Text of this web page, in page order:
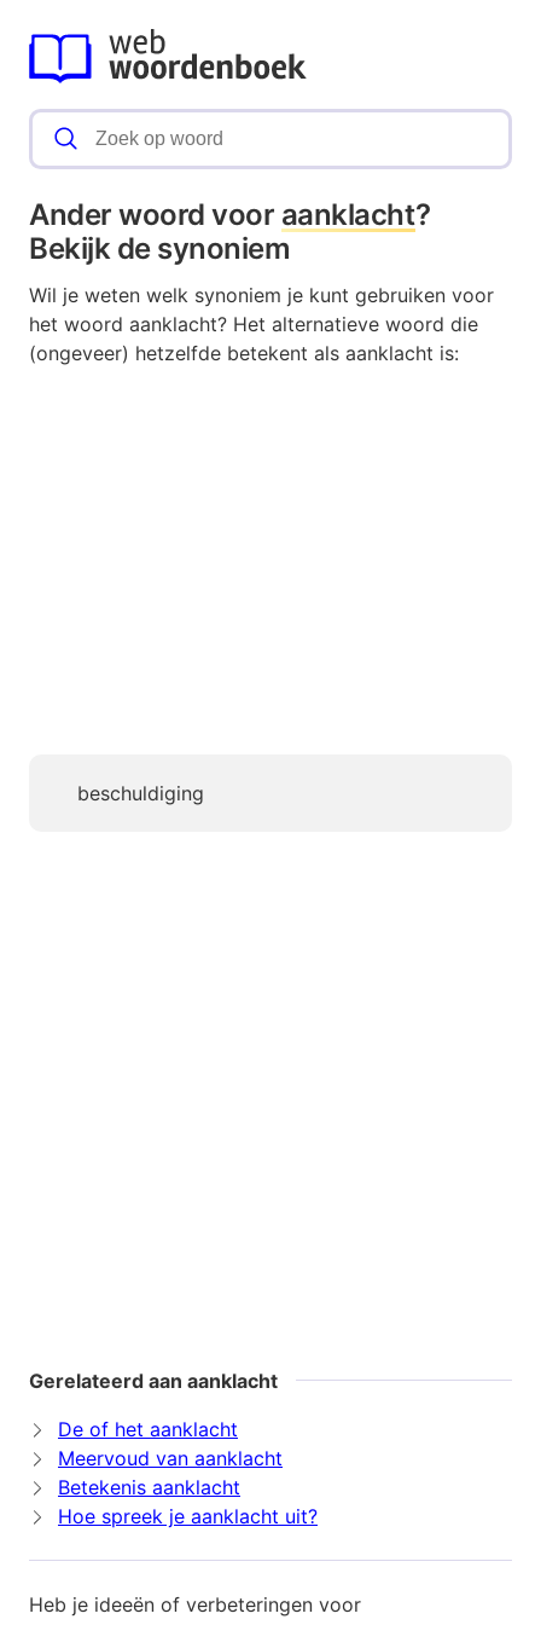
Ander woord voor aanklacht?
Bekijk de synoniem
Wil je weten welk synoniem je kunt gebruiken voor
het woord aanklacht? Het alternatieve woord die
(ongeveer) hetzelfde betekent als aanklacht is:
beschuldiging
Gerelateerd aan aanklacht
De of het aanklacht
Meervoud van aanklacht
Betekenis aanklacht
Hoe spreek je aanklacht uit?
Heb je ideeën of verbeteringen voor